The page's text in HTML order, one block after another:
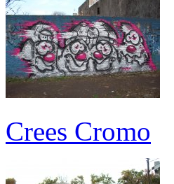
Crees Cromo